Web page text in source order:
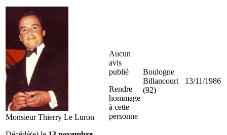
Monsieur Thierry Le Luron
Aucun
avis
publié
Rendre
hommage
à cette
personne
Boulogne
Billancourt
(92)
13/11/1986